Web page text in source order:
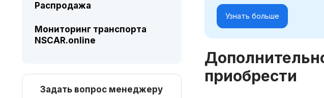
Узнать больше
приобрести
Распродажа
Мониторинг транспорта
NSCAR.online
Задать вопрос менеджеру